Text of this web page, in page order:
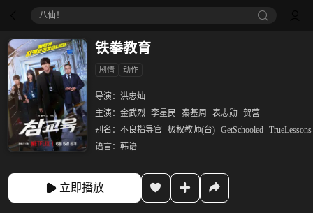
八仙！
铁拳教育
剧情 动作
导演： 洪忠灿
主演： 金武烈 李星民 秦基周 表志勋
贺营
别名： 不良指导官 极权教师(台) GetSchooled TrueLessons
语言： 韩语
立即播放